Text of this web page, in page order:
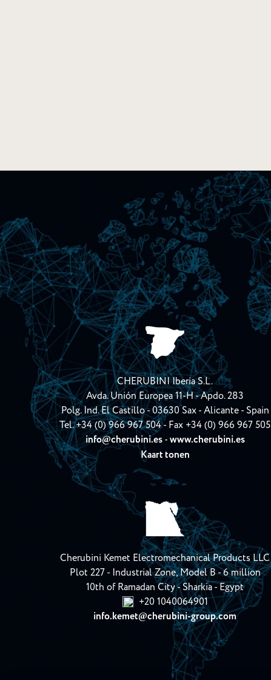
CHERUBINI Iberia S.L.
Avda. Unión Europea 11-H - Apdo. 283
Polg. Ind. El Castillo - 03630 Sax - Alicante - Spain
Tel.+34 (0) 966 967 504- Fax +34 (0) 966 967 505
info@cherubini.es-www.cherubini.es
Kaart tonen
Cherubini Kemet Electromechanical Products LLC
Plot 227 - Industrial Zone, Model B - 6 million
10th of Ramadan City - Sharkia - Egypt
+20 1040064901
info.kemet@cherubini-group.com